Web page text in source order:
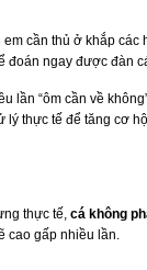
cần thủ ở khắp
đoán ngay được
“ôm cần về
lý thực tế để tăng cơ
thực tế, cá không
cao gấp nhiều lần.